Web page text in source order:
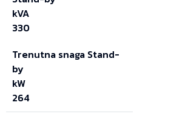
kVA
330
Trenutna snaga Stand-
by
kW
264